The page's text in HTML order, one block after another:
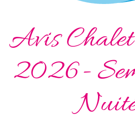
Avis
2026-